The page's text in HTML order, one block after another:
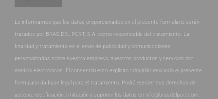
Le informamos que los datos proporcionados en el presente formulario serán
tratados por BRAS DEL PORT, S.A. como responsable del tratamiento. La
finalidad y tratamiento es el envío de publicidad y comunicaciones
personalizadas sobre nuestra empresa, nuestros productos y servicios por
medios electrónicos. El consentimiento explícito adquirido enviando el presente
formulario da base legal para el tratamiento. Podrá ejercer sus derechos de
acceso, rectificación, limitación y suprimir los datos en info@brasdelport.com.